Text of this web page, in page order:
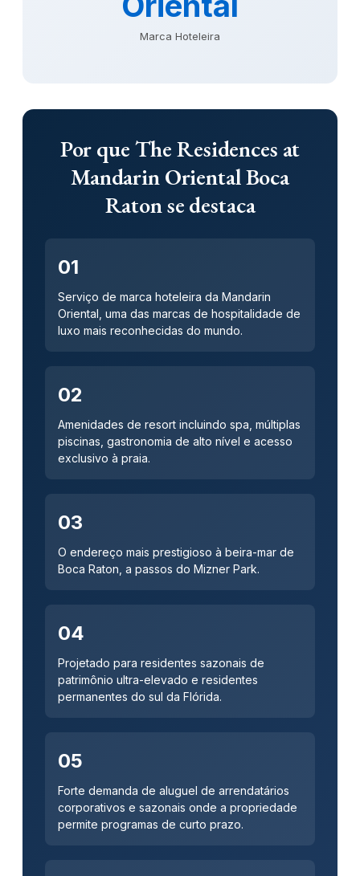
Marca Hoteleira
Por que The Residences at
Mandarin Oriental Boca
Raton se destaca
01
Serviço de marca hoteleira da Mandarin
Oriental, uma das marcas de hospitalidade de
luxo mais reconhecidas do mundo.
02
Amenidades de resort incluindo spa, múltiplas
piscinas, gastronomia de alto nível e acesso
exclusivo à praia.
03
O endereço mais prestigioso à beira-mar de
Boca Raton, a passos do Mizner Park.
04
Projetado para residentes sazonais de
patrimônio ultra-elevado e residentes
permanentes do sul da Flórida.
05
Forte demanda de aluguel de arrendatários
corporativos e sazonais onde a propriedade
permite programas de curto prazo.